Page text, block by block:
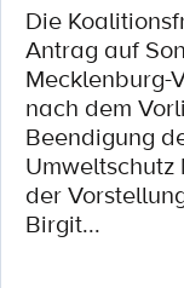
Die
Antrag auf
Mecklenburg-
nach dem
Beendigung
der
Birgit...